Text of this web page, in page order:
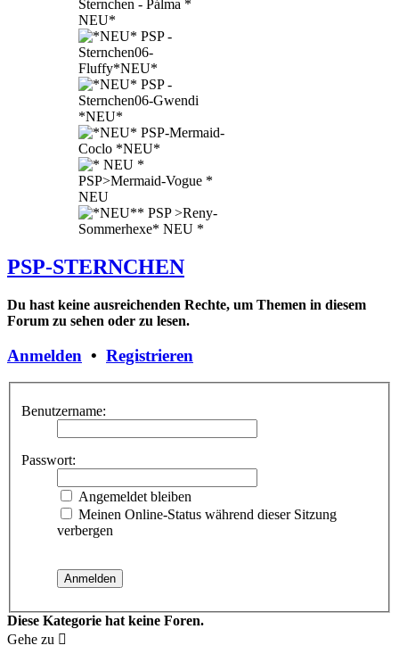
PSP-STERNCHEN
Du hast keine ausreichenden Rechte, um Themen in diesem
Forum zu sehen oder zu lesen.
Anmelden • Registrieren
Benutzername:
Passwort:
Angemeldet bleiben
Meinen Online-Status während dieser Sitzung
verbergen
Diese Kategorie hat keine Foren.
Gehe zu